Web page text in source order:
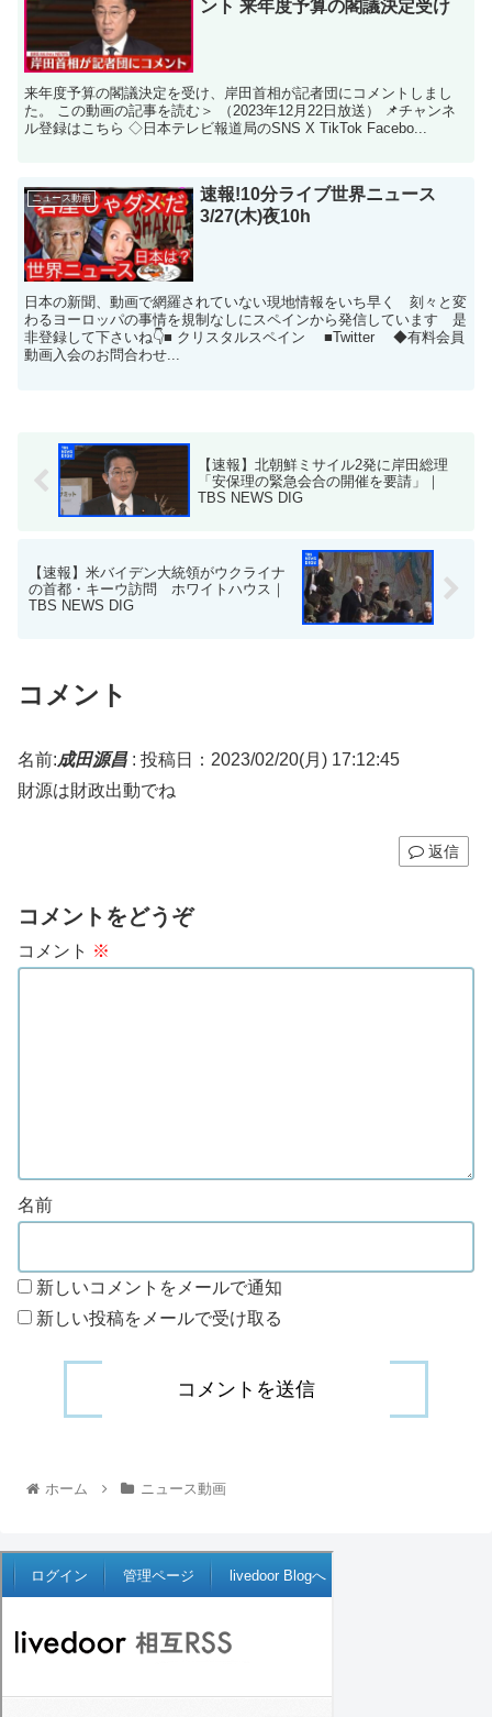
ント 来年度予算の閣議決定受け
来年度予算の閣議決定を受け、岸田首相が記者団にコメントしまし
た。 この動画の記事を読む＞ （2023年12月22日放送） 📌チャンネ
ル登録はこちら ◇日本テレビ報道局のSNS X TikTok Facebo...
ニュース動画
速報!10分ライブ世界ニュース
3/27(木)夜10h
日本の新聞、動画で網羅されていない現地情報をいち早く 刻々と変
わるヨーロッパの事情を規制なしにスペインから発信しています 是
非登録して下さいね👇■ クリスタルスペイン ■Twitter ◆有料会員
動画入会のお問合わせ...
【速報】北朝鮮ミサイル2発に岸田総理
「安保理の緊急会合の開催を要請」｜
TBS NEWS DIG
【速報】米バイデン大統領がウクライナ
の首都・キーウ訪問 ホワイトハウス｜
TBS NEWS DIG
コメント
名前:成田源昌 : 投稿日：2023/02/20(月) 17:12:45
財源は財政出動でね
返信
コメントをどうぞ
コメント ※
名前
新しいコメントをメールで通知
新しい投稿をメールで受け取る
ホーム ニュース動画